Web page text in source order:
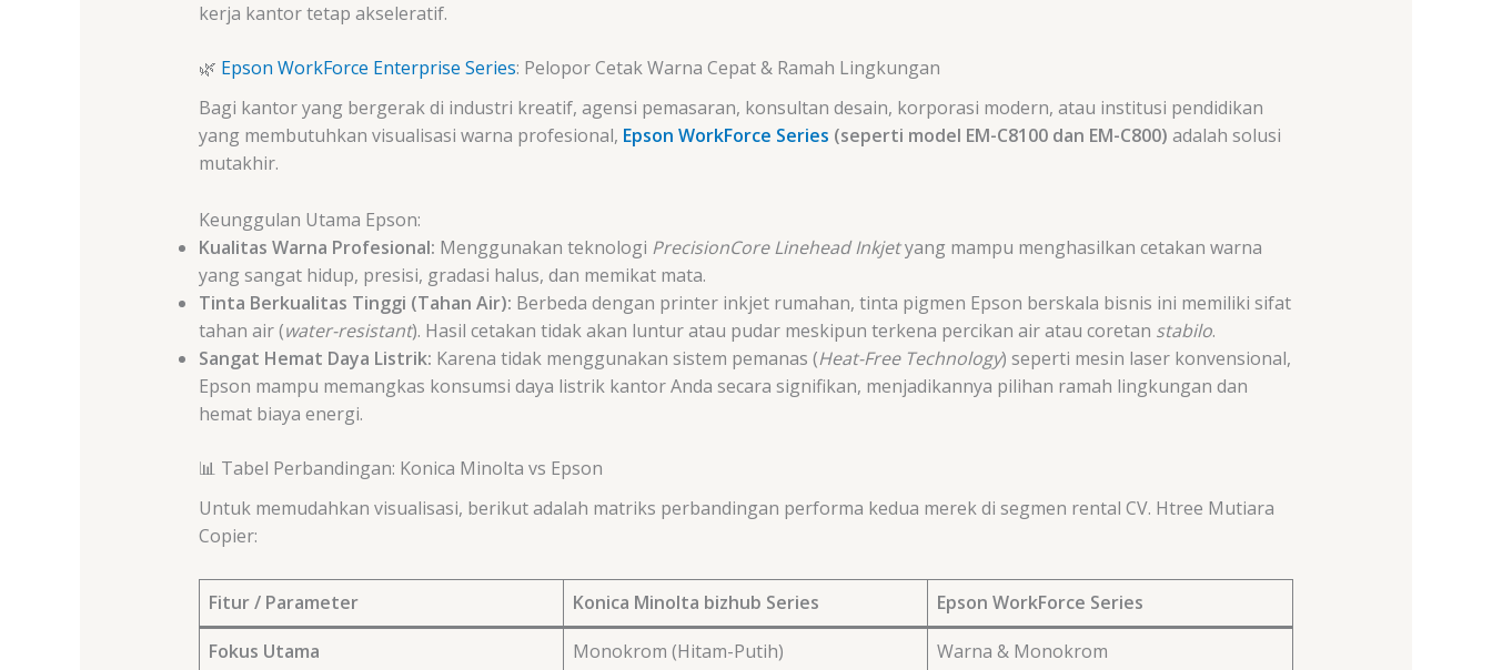
kerja kantor tetap akseleratif.
🌿 Epson WorkForce Enterprise Series: Pelopor Cetak Warna Cepat & Ramah Lingkungan
Bagi kantor yang bergerak di industri kreatif, agensi pemasaran, konsultan desain, korporasi modern, atau institusi pendidikan
yang membutuhkan visualisasi warna profesional, Epson WorkForce Series (seperti model EM-C8100 dan EM-C800) adalah solusi
mutakhir.
Keunggulan Utama Epson:
Kualitas Warna Profesional: Menggunakan teknologi PrecisionCore Linehead Inkjetyang mampu menghasilkan cetakan warna
yang sangat hidup, presisi, gradasi halus, dan memikat mata.
Tinta Berkualitas Tinggi (Tahan Air): Berbeda dengan printer inkjet rumahan, tinta pigmen Epson berskala bisnis ini memiliki sifat
tahan air (water-resistant). Hasil cetakan tidak akan luntur atau pudar meskipun terkena percikan air atau coretan stabilo.
Sangat Hemat Daya Listrik: Karena tidak menggunakan sistem pemanas (Heat-Free Technology) seperti mesin laser konvensional,
Epson mampu memangkas konsumsi daya listrik kantor Anda secara signifikan, menjadikannya pilihan ramah lingkungan dan
hemat biaya energi.
📊 Tabel Perbandingan: Konica Minolta vs Epson
Untuk memudahkan visualisasi, berikut adalah matriks perbandingan performa kedua merek di segmen rental CV. Htree Mutiara
Copier:
Fitur / Parameter Konica Minolta bizhub Series
Epson WorkForce Series
Fokus Utama
Monokrom (Hitam-Putih)
Warna & Monokrom